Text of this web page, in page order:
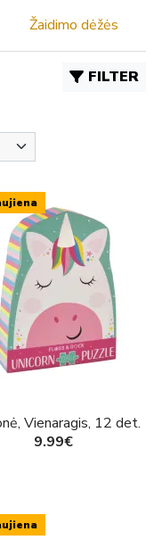
Žaidimo dėžės
FILTER
Vienaragis, 12 det.
9.99€